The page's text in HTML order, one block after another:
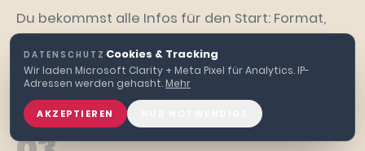
Du bekommst alle Infos für den Start: Format,
Zugang, was du brauchst, was dich erwartet.
DIREKT NACH BESTÄTIGUNG
DATENSCHUTZ ·Cookies & Tracking
Wir laden Microsoft Clarity + Meta Pixel für Analytics. IP-
Adressen werden gehasht. Mehr
AKZEPTIEREN